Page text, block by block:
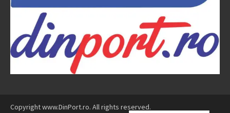
Copyright www.DinPort.ro. All rights reserved.